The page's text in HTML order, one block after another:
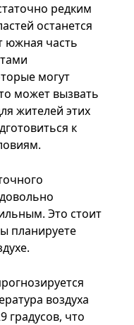
редким
останется
южная часть
могут
может вызвать
жителей этих
к
Это стоит
планируете
воздуха
градусов, что